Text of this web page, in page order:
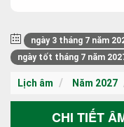
ngày 3 tháng 7 năm
ngày tốt tháng 7 năm
Lịch âm Năm 2027
CHI TIẾT